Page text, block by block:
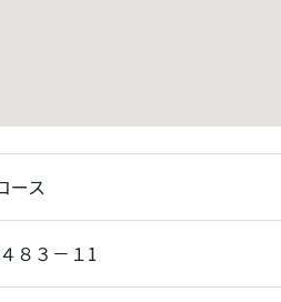
ース
８３－１1